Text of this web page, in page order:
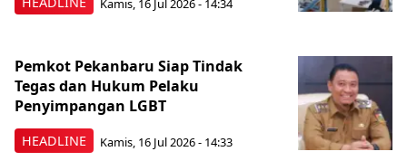
Kamis, 16 Jul 2026 - 14:34
HEADLINE
Pemkot Pekanbaru Siap Tindak
Tegas dan Hukum Pelaku
Penyimpangan LGBT
Kamis, 16 Jul 2026 - 14:33